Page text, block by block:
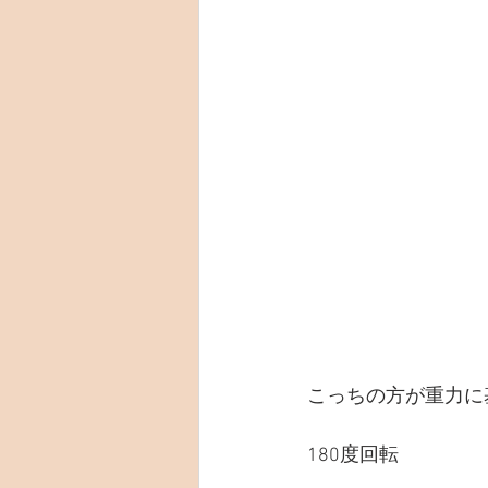
こっちの方が重力
180度回転